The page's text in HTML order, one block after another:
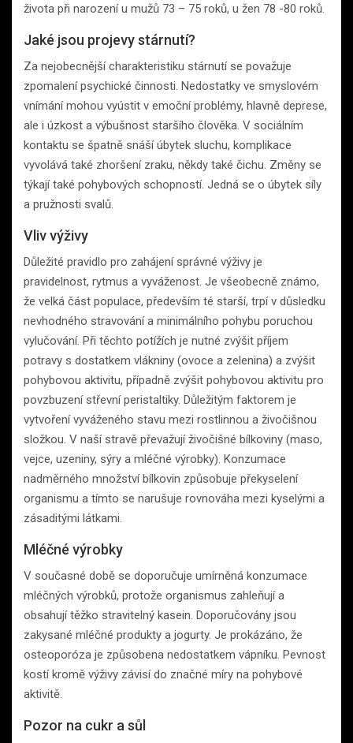
života při narození u mužů 73 – 75 roků, u žen 78 -80 roků.
Jaké jsou projevy stárnutí?
Za nejobecnější charakteristiku stárnutí se považuje
zpomalení psychické činnosti. Nedostatky ve smyslovém
vnímání mohou vyústit v emoční problémy, hlavně deprese,
ale i úzkost a výbušnost staršího člověka. V sociálním
kontaktu se špatně snáší úbytek sluchu, komplikace
vyvolává také zhoršení zraku, někdy také čichu. Změny se
týkají také pohybových schopností. Jedná se o úbytek síly
a pružnosti svalů.
Vliv výživy
Důležité pravidlo pro zahájení správné výživy je
pravidelnost, rytmus a vyváženost. Je všeobecně známo,
že velká část populace, především té starší, trpí v důsledku
nevhodného stravování a minimálního pohybu poruchou
vylučování. Při těchto potížích je nutné zvýšit příjem
potravy s dostatkem vlákniny (ovoce a zelenina) a zvýšit
pohybovou aktivitu, případně zvýšit pohybovou aktivitu pro
povzbuzení střevní peristaltiky. Důležitým faktorem je
vytvoření vyváženého stavu mezi rostlinnou a živočišnou
složkou. V naší stravě převažují živočišné bílkoviny (maso,
vejce, uzeniny, sýry a mléčné výrobky). Konzumace
nadměrného množství bílkovin způsobuje překyselení
organismu a tímto se narušuje rovnováha mezi kyselými a
zásaditými látkami.
Mléčné výrobky
V současné době se doporučuje umírněná konzumace
mléčných výrobků, protože organismus zahleňují a
obsahují těžko stravitelný kasein. Doporučovány jsou
zakysané mléčné produkty a jogurty. Je prokázáno, že
osteoporóza je způsobena nedostatkem vápníku. Pevnost
kostí kromě výživy závisí do značné míry na pohybové
aktivitě.
Pozor na cukr a sůl